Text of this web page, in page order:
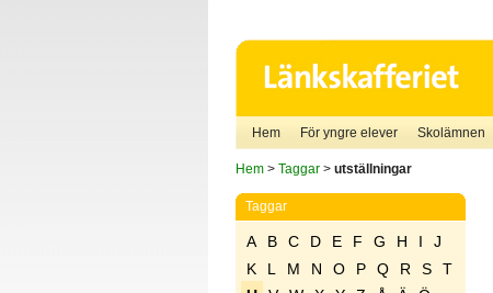
Hem För yngre elever Skolämnen
Hem> Taggar> utställningar
Taggar
A B C D E F G H I
J
K
L M N O P Q R S
T